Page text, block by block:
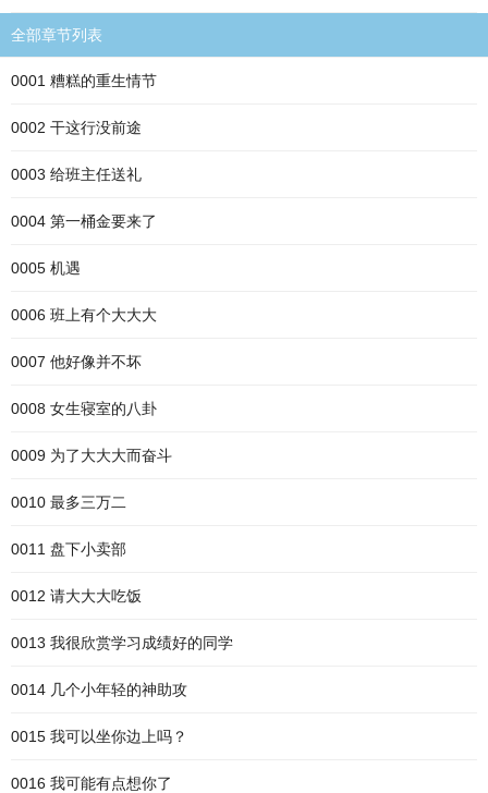
全部章节列表
0001 糟糕的重生情节
0002 干这行没前途
0003 给班主任送礼
0004 第一桶金要来了
0005 机遇
0006 班上有个大大大
0007 他好像并不坏
0008 女生寝室的八卦
0009 为了大大大而奋斗
0010 最多三万二
0011 盘下小卖部
0012 请大大大吃饭
0013 我很欣赏学习成绩好的同学
0014 几个小年轻的神助攻
0015 我可以坐你边上吗？
0016 我可能有点想你了